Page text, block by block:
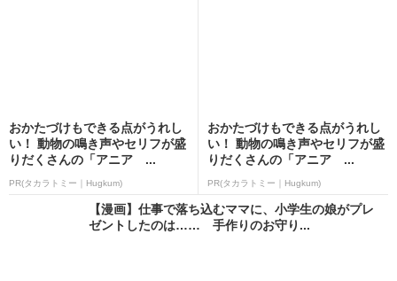
おかたづけもできる点がうれし
い！ 動物の鳴き声やセリフが盛
りだくさんの「アニア ...
PR(タカラトミー｜Hugkum)
おかたづけもできる点がうれし
い！ 動物の鳴き声やセリフが盛
りだくさんの「アニア ...
PR(タカラトミー｜Hugkum)
【漫画】仕事で落ち込むママに、小学生の娘がプレ
ゼントしたのは…… 手作りのお守り...